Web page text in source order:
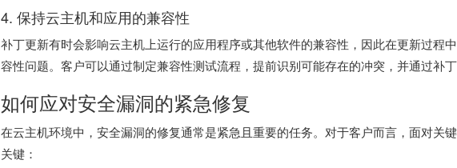
4. 保持云主机和应用的兼容性
补丁更新有时会影响云主机上运行的应用程序或其他软件的兼容性，因此在更新过程
容性问题。客户可以通过制定兼容性测试流程，提前识别可能存在的冲突，并通过补丁
如何应对安全漏洞的紧急修复
在云主机环境中，安全漏洞的修复通常是紧急且重要的任务。对于客户而言，面对关
关键：